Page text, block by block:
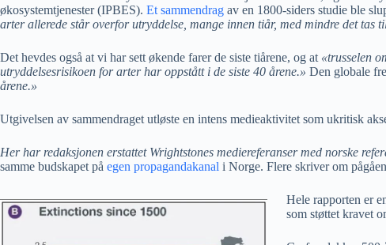
økosystemtjenester (IPBES). Et sammendrag av en 1800-siders studie ble
arter allerede står overfor utryddelse, mange innen tiår, med mindre det
Det hevdes også at vi har sett økende farer de siste tiårene, og at «trusselen
utryddelsesrisikoen for arter har oppstått i de siste 40 årene.» Den globale
årene.»
Utgivelsen av sammendraget utløste en intens medieaktivitet som ukritisk
Her har redaksjonen erstattet Wrightstones mediereferanser med norske
samme budskapet på egen propagandakanal i Norge. Flere skriver om
Hele rapporten er
som støttet kravet